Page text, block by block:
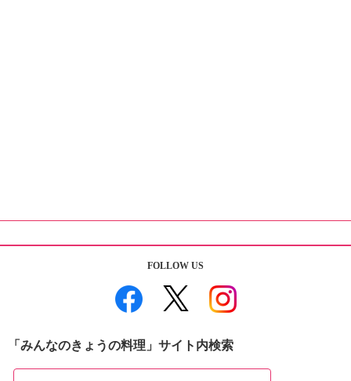
FOLLOW US
「みんなのきょうの料理」サイト内検索